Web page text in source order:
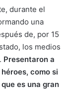
durante el
una
de, por 15
los medios
Presentaron a
como si
es una gran